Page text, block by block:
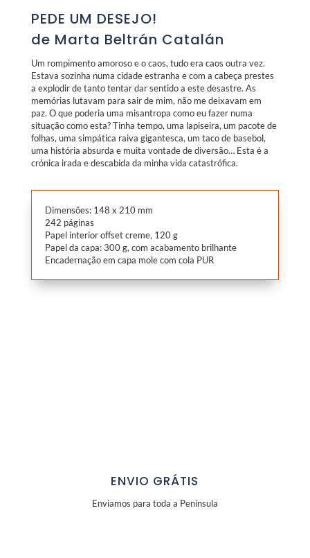
PEDE UM DESEJO!
de Marta Beltrán Catalán
Um rompimento amoroso e o caos, tudo era caos outra vez.
Estava sozinha numa cidade estranha e com a cabeça prestes
a explodir de tanto tentar dar sentido a este desastre. As
memórias lutavam para sair de mim, não me deixavam em
paz. O que poderia uma misantropa como eu fazer numa
situação como esta? Tinha tempo, uma lapiseira, um pacote de
folhas, uma simpática raiva gigantesca, um taco de basebol,
uma história absurda e muita vontade de diversão… Esta é a
crónica irada e descabida da minha vida catastrófica.
Dimensões: 148 x 210 mm
242 páginas
Papel interior offset creme, 120 g
Papel da capa: 300 g, com acabamento brilhante
Encadernação em capa mole com cola PUR
ENVIO GRÁTIS
Enviamos para toda a Península